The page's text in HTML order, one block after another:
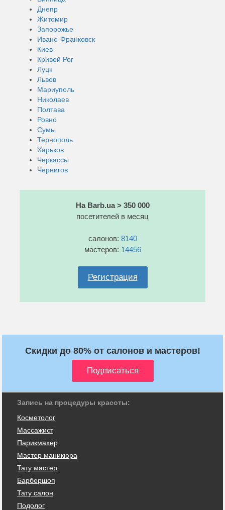
Днепр
Житомир
Запорожье
Ивано-Франковск
Киев
Кривой Рог
Луцк
Львов
Мариуполь
Николаев
Полтава
Ровно
Сумы
Тернополь
Харьков
Черкассы
Чернигов
На Barb.ua > 350 000
посетителей в месяц
салонов: 8140
мастеров: 14456
Регистрация
Скидки до 80% от салонов и мастеров!
Запись на процедуры красоты:
Косметолог
Массажист
Парикмахер
Мастер маникюра
Тату мастер
Барбершоп
Тату салон
Подолог